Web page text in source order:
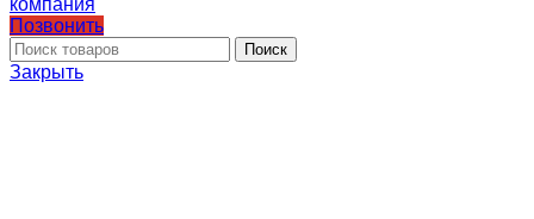
Позвонить
Поиск
Закрыть